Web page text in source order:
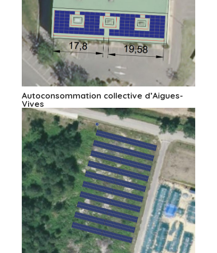
Autoconsommation collective d’Aigues-
Vives